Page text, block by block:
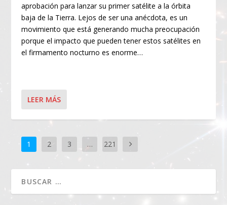
aprobación para lanzar su primer satélite a la órbita
baja de la Tierra. Lejos de ser una anécdota, es un
movimiento que está generando mucha preocupación
porque el impacto que pueden tener estos satélites en
el firmamento nocturno es enorme…
LEER MÁS
1 2 3 … 221